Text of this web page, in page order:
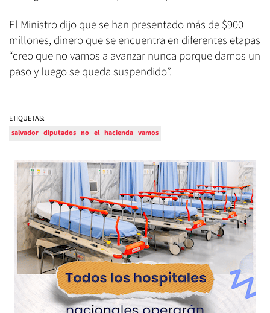
El Ministro dijo que se han presentado más de $900
millones, dinero que se encuentra en diferentes etapas
“creo que no vamos a avanzar nunca porque damos un
paso y luego se queda suspendido”.
ETIQUETAS:
salvador diputados no el hacienda vamos